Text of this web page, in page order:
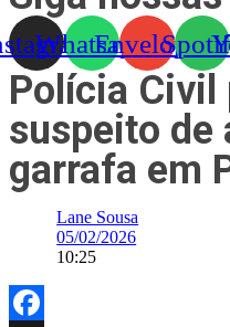
WhatsappEnvelope
Polícia Civil
suspeito de
garrafa em
Lane Sousa
05/02/2026
10:25